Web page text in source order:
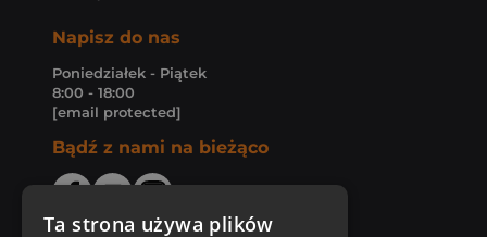
Napisz do nas
Poniedziałek - Piątek
8:00 - 18:00
[email protected]
Bądź z nami na bieżąco
Ta strona używa plików